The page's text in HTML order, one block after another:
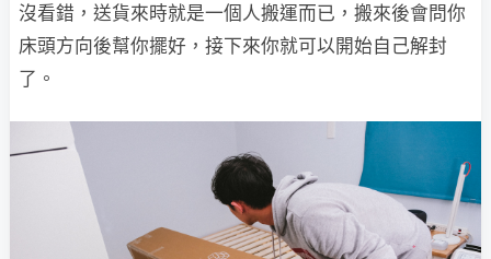
沒看錯，送貨來時就是一個人搬運而已，搬來後會問你
床頭方向後幫你擺好，接下來你就可以開始自己解封
了。